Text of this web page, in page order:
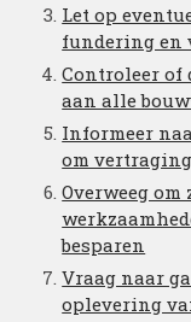
Let op
fundering en
Controleer of
aan alle
Informeer
om
Overweeg
besparen
Vraag naar
oplevering